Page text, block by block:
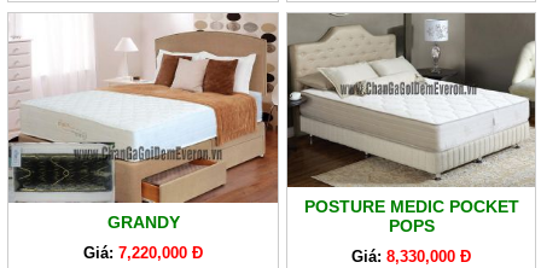
GRANDY
Giá: 7,220,000 Đ
POSTURE MEDIC POCKET
POPS
Giá: 8,330,000 Đ